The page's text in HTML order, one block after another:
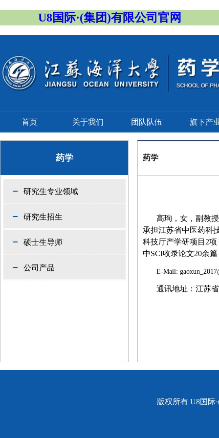
U8国际·(集团)有限公司官网
首页 关于我们 团队队伍 旗下产
药学
研究生专业领域
研究生招生
硕士生导师
公司产品
药学
高珣 ，女，副教
承担江苏省中医药科
科技厅产学研项目 2项
中SCI收录论文20余
E-Mail:
通讯地址：江苏
版权所有 U8国际